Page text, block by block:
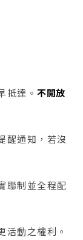
抵達。 不開放
醒通知，若沒
聯制並全程配
動之權利。